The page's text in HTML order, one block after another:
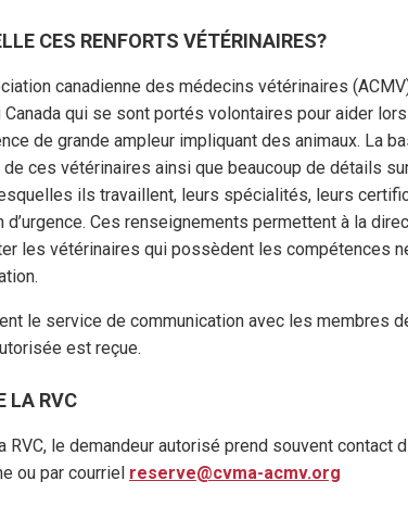
CES RENFORTS VÉTÉRINAIRES?
canadienne des médecins vétérinaires
qui se sont portés volontaires pour aider
de grande ampleur impliquant des animaux. La
ces vétérinaires ainsi que beaucoup de détails sur
ils travaillent, leurs spécialités, leurs
Ces renseignements permettent à la
les vétérinaires qui possèdent les compétences
le service de communication avec les membres
est reçue.
LA RVC
RVC, le demandeur autorisé prend souvent contact
ou par courriel reserve@cvma-acmv.org